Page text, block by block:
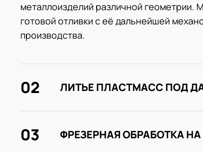
металлоизделий различной геометрии.
готовой отливки с её дальнейшей
производства.
ЛИТЬЕ ПЛАСТМАСС ПОД
02
ФРЕЗЕРНАЯ ОБРАБОТКА
03